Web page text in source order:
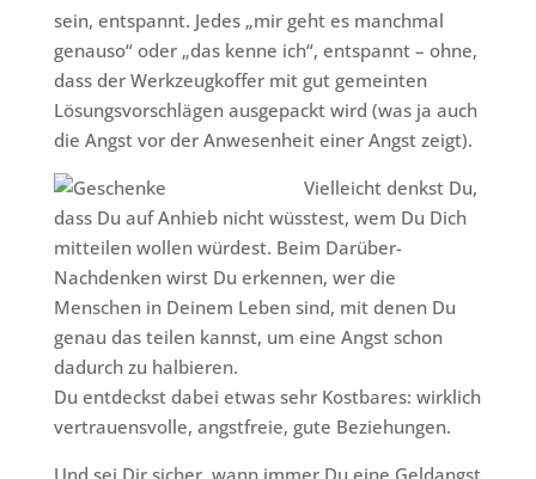
sein, entspannt. Jedes „mir geht es manchmal
genauso“ oder „das kenne ich“, entspannt – ohne,
dass der Werkzeugkoffer mit gut gemeinten
Lösungsvorschlägen ausgepackt wird (was ja auch
die Angst vor der Anwesenheit einer Angst zeigt).
Vielleicht denkst Du,
dass Du auf Anhieb nicht wüsstest, wem Du Dich
mitteilen wollen würdest. Beim Darüber-
Nachdenken wirst Du erkennen, wer die
Menschen in Deinem Leben sind, mit denen Du
genau das teilen kannst, um eine Angst schon
dadurch zu halbieren.
Du entdeckst dabei etwas sehr Kostbares: wirklich
vertrauensvolle, angstfreie, gute Beziehungen.
Und sei Dir sicher, wann immer Du eine Geldangst